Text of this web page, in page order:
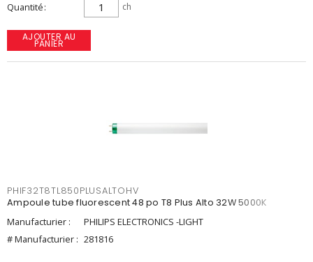
Quantité ch
AJOUTER AU
PANIER
PHIF32T8TL850PLUSALTOHV
Ampoule tube fluorescent 48 po T8 Plus Alto 32W 5000K
Manufacturier :
PHILIPS ELECTRONICS -LIGHT
# Manufacturier : 281816